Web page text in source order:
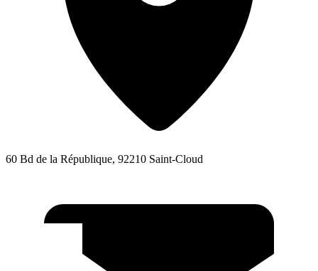
60 Bd de la République, 92210 Saint-Cloud